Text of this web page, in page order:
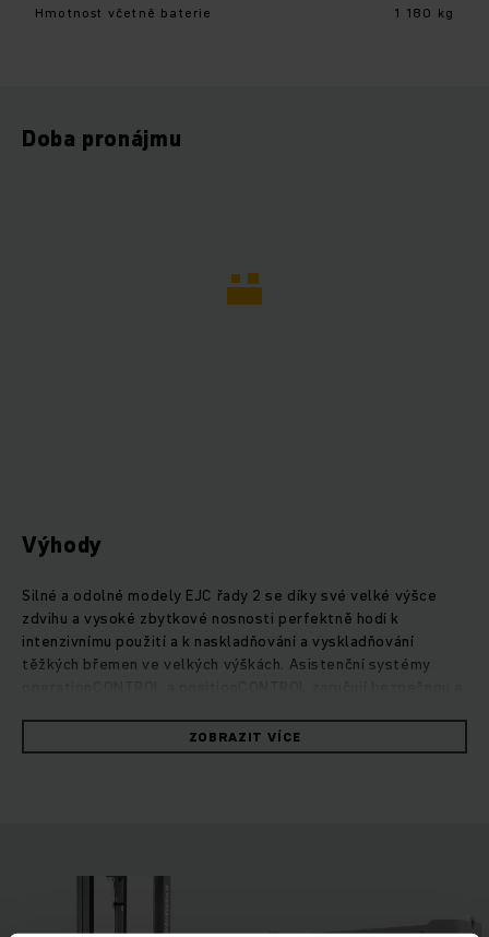
Hmotnost včetně baterie 1 180 kg
Doba pronájmu
Výhody
Silné a odolné modely EJC řady 2 se díky své velké výšce
zdvihu a vysoké zbytkové nosnosti perfektně hodí k
intenzivnímu použití a k naskladňování a vyskladňování
těžkých břemen ve velkých výškách. Asistenční systémy
výstrahu při překročení zbytkové nosnosti a
positionCONTROL slouží jako předvolba výšky zdvihu. Díky
nastavení řídicí jednotky a silnému třífázovému motoru s
minimální údržbou mají tyto robustní vozíky výrazně nízkou
ZOBRAZIT VÍCE